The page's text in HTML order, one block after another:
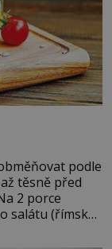
podle
těsně před
2 porce
salátu (římský